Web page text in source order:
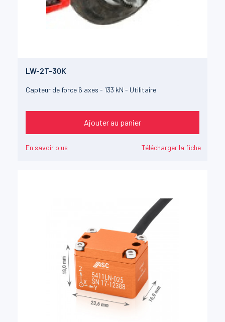
LW-2T-30K
Capteur de force 6 axes - 133 kN - Utilitaire
Ajouter au panier
En savoir plus Télécharger la fiche